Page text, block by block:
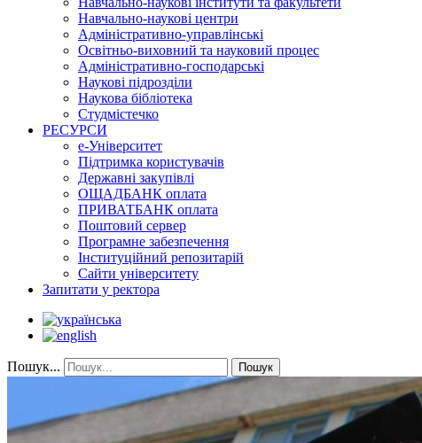
Навчально-наукові центри
Адміністративно-управлінські
Освітньо-виховний та науковий процес
Адміністративно-господарські
Наукові підрозділи
Наукова бібліотека
Студмістечко
РЕСУРСИ
е-Університет
Підтримка користувачів
Державні закупівлі
ОЩАДБАНК оплата
ПРИВАТБАНК оплата
Поштовий сервер
Програмне забезпечення
Інституційний репозитарій
Сайти університету
Запитати у ректора
Пошук... Пошук